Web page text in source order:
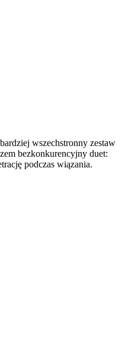
wszechstronny zestaw
bezkonkurencyjny duet:
podczas wiązania.